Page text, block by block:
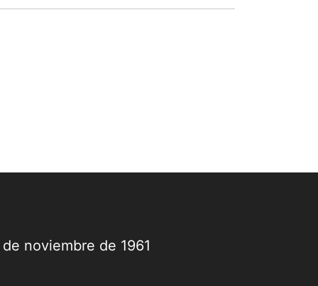
noviembre de 1961